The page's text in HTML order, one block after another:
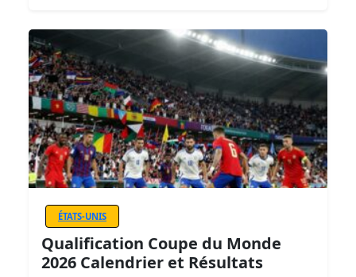
ÉTATS-UNIS
Qualification Coupe du Monde
2026 Calendrier et Résultats